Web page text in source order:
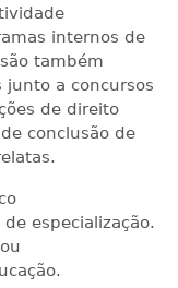
internos de
também
a concursos
de direito
conclusão de
especialização.